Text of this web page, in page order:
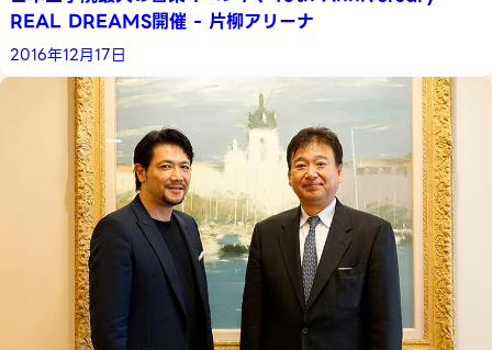
REAL DREAMS開催 - 片柳アリーナ
2016年12月17日